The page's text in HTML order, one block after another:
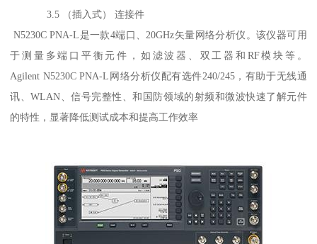
3.5 （插入式） 连接件
N5230C PNA-L是一款4端口、20GHz矢量网络分析仪。该仪器可用
于测量多端口平衡元件，如滤波器、双工器和RF模块等。
Agilent N5230C PNA-L网络分析仪配有选件240/245，有助于无线通
讯、WLAN、信号完整性、和国防领域的射频和微波快速了解元件
的特性，显著降低测试成本和提高工作效率